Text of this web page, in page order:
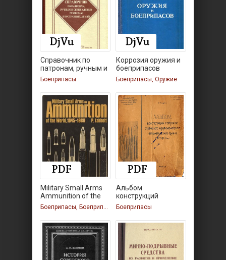
Справочник по
патронам, ручным и
Боеприпасы
Коррозия оружия и
боеприпасов
Боеприпасы, Оружие
Military Small Arms
Ammunition of the
Боеприпасы, Боеприпасы
Альбом
конструкций
патронов
стрелкового
Боеприпасы